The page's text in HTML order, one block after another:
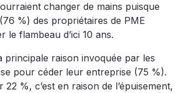
changer de mains puisque
%) des propriétaires de PME
le flambeau d’ici 10 ans.
principale raison invoquée par les
pour céder leur entreprise (75 %).
%, c’est en raison de l’épuisement,